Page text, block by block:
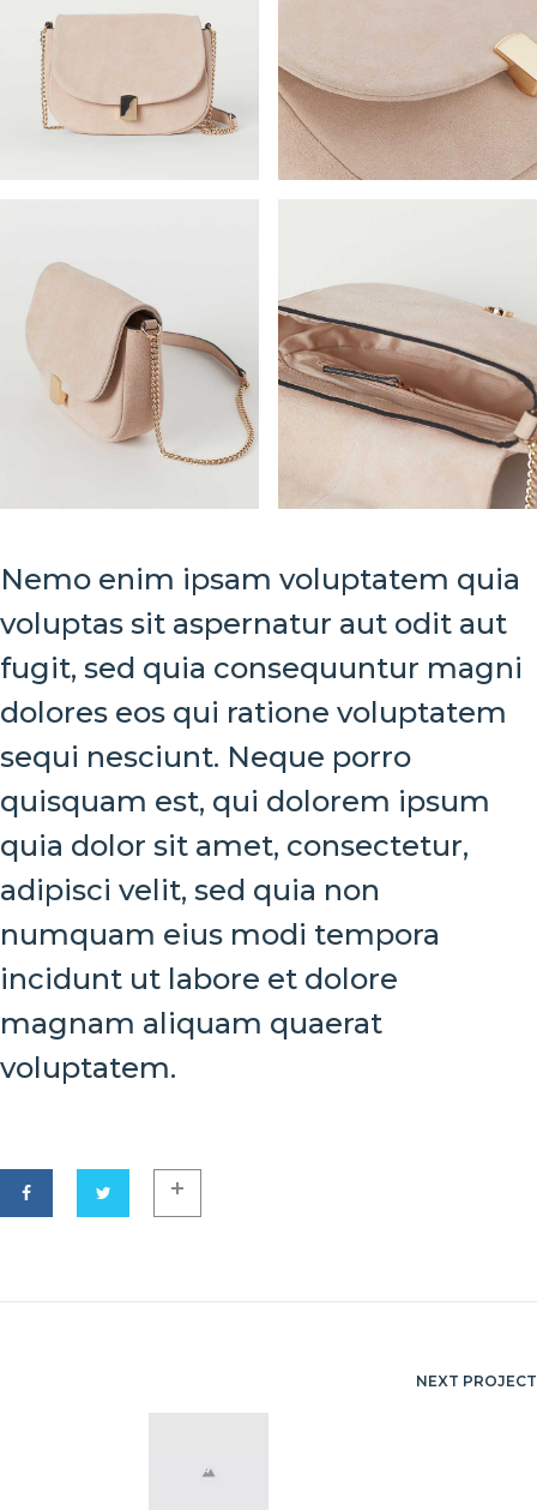
Nemo enim ipsam voluptatem quia
voluptas sit aspernatur aut odit aut
fugit, sed quia consequuntur magni
dolores eos qui ratione voluptatem
sequi nesciunt. Neque porro
quisquam est, qui dolorem ipsum
quia dolor sit amet, consectetur,
adipisci velit, sed quia non
numquam eius modi tempora
incidunt ut labore et dolore
magnam aliquam quaerat
voluptatem.
NEXT PROJECT